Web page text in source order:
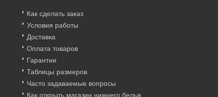
Как сделать заказ
Условия работы
Доставка
Оплата товаров
Гарантии
Таблицы размеров
Часто задаваемые вопросы
Как открыть магазин нижнего белья